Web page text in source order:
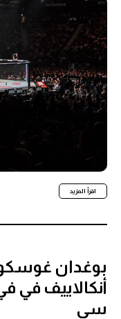
اقرأ المزيد
بوغدان
أنكالاييف في
سي